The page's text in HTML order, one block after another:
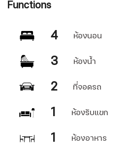
Functions
4 ห้องนอน
3 ห้องน้ำ
2 ที่จอดรถ
1 ห้องรับแขก
1 ห้องอาหาร